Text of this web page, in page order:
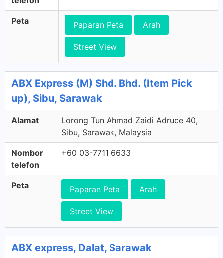
Peta Paparan Peta Arah
Street View
ABX Express (M) Shd. Bhd. (Item Pick
up), Sibu, Sarawak
Alamat
Lorong Tun Ahmad Zaidi Adruce 40,
Sibu, Sarawak, Malaysia
Nombor
telefon
+60 03-7711 6633
Peta Paparan Peta Arah
Street View
ABX express, Dalat, Sarawak